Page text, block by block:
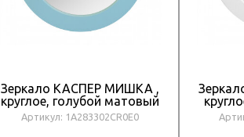
Зеркало КАСПЕР МИШКА ,
круглое, голубой матовый
Артикул: 1A283302CR0E0